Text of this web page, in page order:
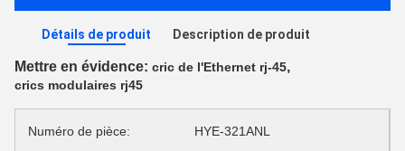
Détails de produit Description de produit
Mettre en évidence: cric de l'Ethernet rj-45,
crics modulaires rj45
Numéro de pièce: HYE-321ANL